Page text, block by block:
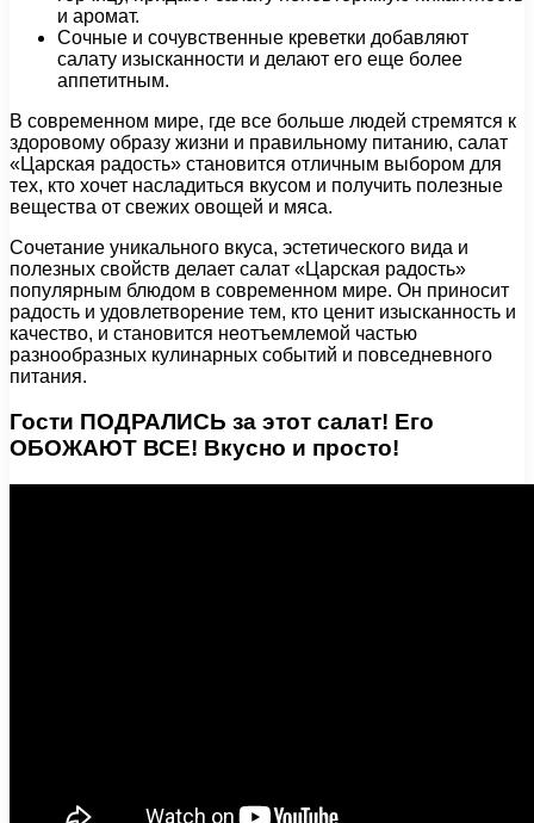
и аромат.
Сочные и сочувственные креветки добавляют
салату изысканности и делают его еще более
аппетитным.
В современном мире, где все больше людей стремятся к
здоровому образу жизни и правильному питанию, салат
«Царская радость» становится отличным выбором для
тех, кто хочет насладиться вкусом и получить полезные
вещества от свежих овощей и мяса.
Сочетание уникального вкуса, эстетического вида и
полезных свойств делает салат «Царская радость»
популярным блюдом в современном мире. Он приносит
радость и удовлетворение тем, кто ценит изысканность и
качество, и становится неотъемлемой частью
разнообразных кулинарных событий и повседневного
питания.
Гости ПОДРАЛИСЬ за этот салат! Его
ОБОЖАЮТ ВСЕ! Вкусно и просто!